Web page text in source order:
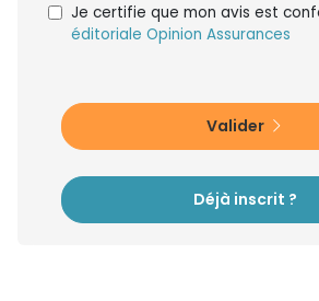
Je certifie que mon avis est
éditoriale Opinion Assurances
Valider
Déjà inscrit ?